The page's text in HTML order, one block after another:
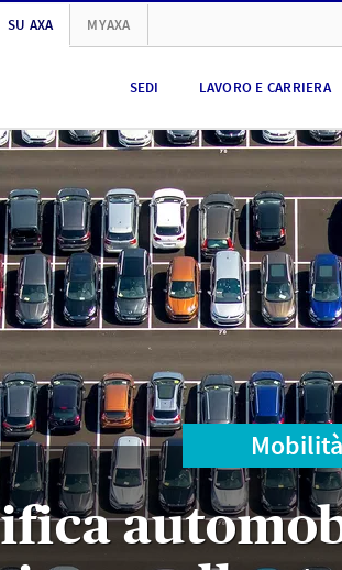
SU AXA MYAXA
SEDI LAVORO E CARRIERA
Mobilità